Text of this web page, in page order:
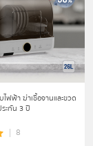
ฟฟ้า ฆ่าเชื้อจานและขวด
บประกัน 3 ปี
8